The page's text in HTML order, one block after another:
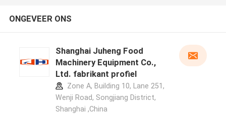
ONGEVEER ONS
Shanghai Juheng Food
Machinery Equipment Co.,
Ltd. fabrikant profiel
Zone A, Building 10, Lane 251,
Wenji Road, Songjiang District,
Shanghai ,China